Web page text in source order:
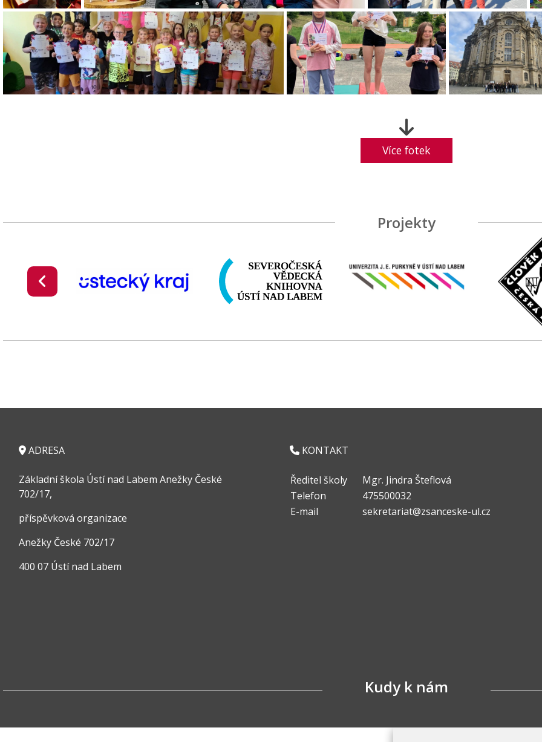
Více fotek
Projekty
ADRESA
Základní škola Ústí nad Labem Anežky České
702/17,
příspěvková organizace
Anežky České 702/17
400 07 Ústí nad Labem
KONTAKT
Ředitel školy
Mgr. Jindra Šteflová
Telefon
475500032
E-mail
sekretariat@zsanceske-ul.cz
Kudy k nám